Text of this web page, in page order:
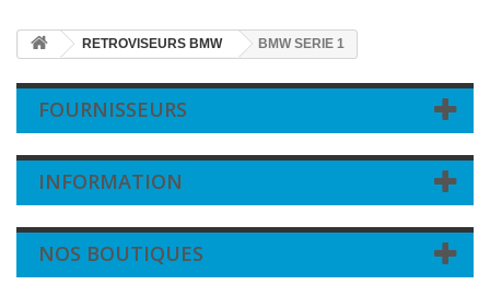
RETROVISEURS BMW BMW SERIE 1
FOURNISSEURS
INFORMATION
NOS BOUTIQUES